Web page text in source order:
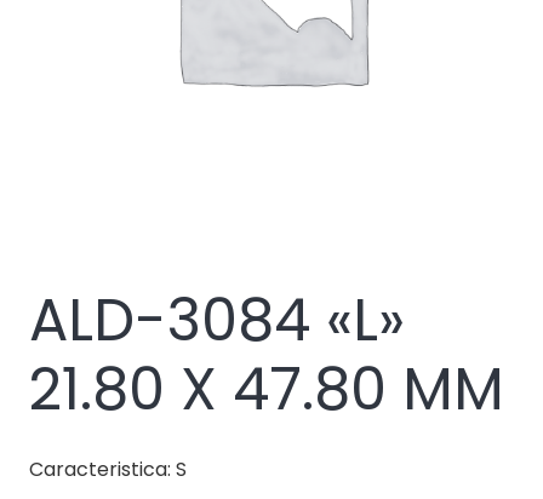
ALD-3084 «L»
21.80 X 47.80 MM
Caracteristica: S